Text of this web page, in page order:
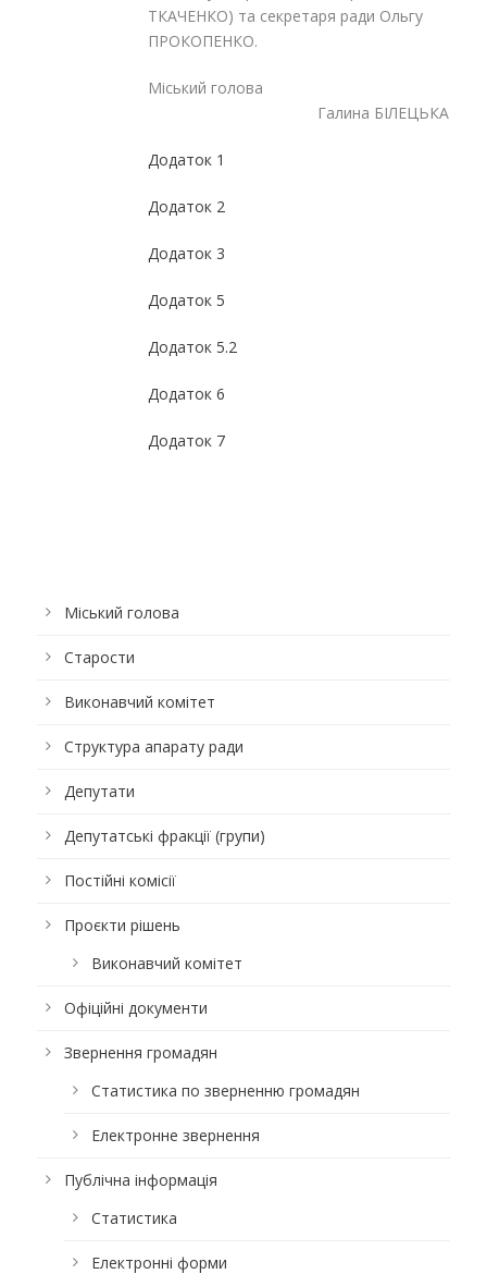
ТКАЧЕНКО) та секретаря ради Ольгу
ПРОКОПЕНКО.
Міський голова
Галина БІЛЕЦЬКА
Додаток 1
Додаток 2
Додаток 3
Додаток 5
Додаток 5.2
Додаток 6
Додаток 7
Міський голова
Старости
Виконавчий комітет
Структура апарату ради
Депутати
Депутатські фракції (групи)
Постійні комісії
Проєкти рішень
Виконавчий комітет
Офіційні документи
Звернення громадян
Статистика по зверненню громадян
Електронне звернення
Публічна інформація
Статистика
Електронні форми